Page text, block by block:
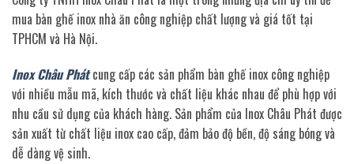
mua bàn ghế inox nhà ăn công nghiệp chất lượng và giá tốt tại
TPHCM và Hà Nội.
Inox Châu Phátcung cấp các sản phẩm bàn ghế inox công nghiệp
với nhiều mẫu mã, kích thước và chất liệu khác nhau để phù hợp với
nhu cầu sử dụng của khách hàng. Sản phẩm của Inox Châu Phát được
sản xuất từ chất liệu inox cao cấp, đảm bảo độ bền, độ sáng bóng và
dễ dàng vệ sinh.